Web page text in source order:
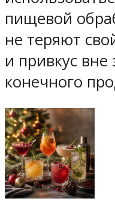
пищевой
не теряют
и привкус вне
конечного